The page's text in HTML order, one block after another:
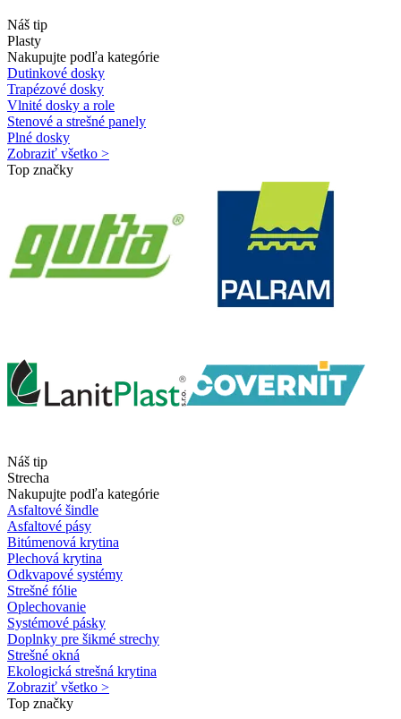
Náš tip
Plasty
Nakupujte podľa kategórie
Dutinkové dosky
Trapézové dosky
Vlnité dosky a role
Stenové a strešné panely
Plné dosky
Zobraziť všetko >
Top značky
Náš tip
Strecha
Nakupujte podľa kategórie
Asfaltové šindle
Asfaltové pásy
Bitúmenová krytina
Plechová krytina
Odkvapové systémy
Strešné fólie
Oplechovanie
Systémové pásky
Doplnky pre šikmé strechy
Strešné okná
Ekologická strešná krytina
Zobraziť všetko >
Top značky